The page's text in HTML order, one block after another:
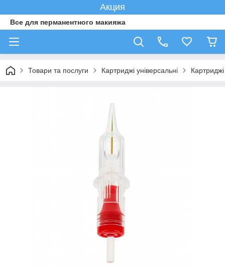
Акция
Все для перманентного макияжа
Товари та послуги Картриджі універсальні